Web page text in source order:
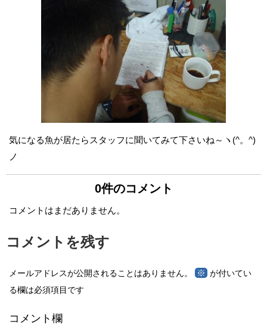
気になる魚が居たらスタッフに聞いてみて下さいね～ヽ(^。^)
ノ
0件のコメント
コメントはまだありません。
コメントを残す
メールアドレスが公開されることはありません。 ※ が付いてい
る欄は必須項目です
コメント欄